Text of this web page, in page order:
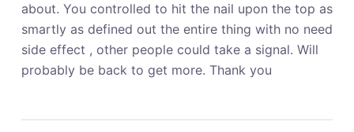
about. You controlled to hit the nail upon the top as
smartly as defined out the entire thing with no need
side effect , other people could take a signal. Will
probably be back to get more. Thank you